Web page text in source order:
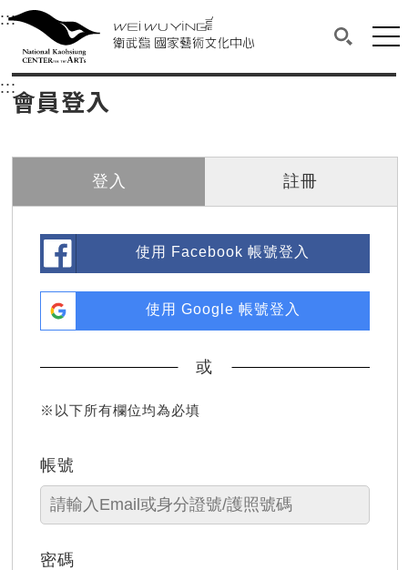
衛武營國家藝術文化中心
中央內容區塊，為本頁主要內容區。
:::選單連結區塊，此區塊列有本網站主要連結。
衛武營國家藝術文化中心
搜尋(開
網
::: 中央內容區塊，為本頁主要內容區。
會員登入
登入 註冊
使用 Facebook 帳號登入
使用 Google 帳號登入
或
※以下所有欄位均為必填
帳號
密碼